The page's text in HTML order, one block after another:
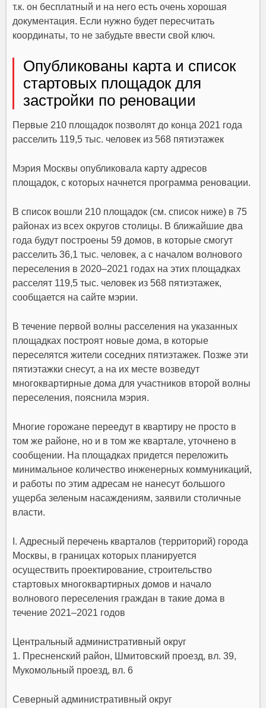
т.к. он бесплатный и на него есть очень хорошая
документация. Если нужно будет пересчитать
координаты, то не забудьте ввести свой ключ.
Опубликованы карта и список
стартовых площадок для
застройки по реновации
Первые 210 площадок позволят до конца 2021 года
расселить 119,5 тыс. человек из 568 пятиэтажек
Мэрия Москвы опубликовала карту адресов
площадок, с которых начнется программа реновации.
В список вошли 210 площадок (см. список ниже) в 75
районах из всех округов столицы. В ближайшие два
года будут построены 59 домов, в которые смогут
расселить 36,1 тыс. человек, а с началом волнового
переселения в 2020–2021 годах на этих площадках
расселят 119,5 тыс. человек из 568 пятиэтажек,
сообщается на сайте мэрии.
В течение первой волны расселения на указанных
площадках построят новые дома, в которые
переселятся жители соседних пятиэтажек. Позже эти
пятиэтажки снесут, а на их месте возведут
многоквартирные дома для участников второй волны
переселения, пояснила мэрия.
Многие горожане переедут в квартиру не просто в
том же районе, но и в том же квартале, уточнено в
сообщении. На площадках придется переложить
минимальное количество инженерных коммуникаций,
и работы по этим адресам не нанесут большого
ущерба зеленым насаждениям, заявили столичные
власти.
I. Адресный перечень кварталов (территорий) города
Москвы, в границах которых планируется
осуществить проектирование, строительство
стартовых многоквартирных домов и начало
волнового переселения граждан в такие дома в
течение 2021–2021 годов
Центральный административный округ
1. Пресненский район, Шмитовский проезд, вл. 39,
Мукомольный проезд, вл. 6
Северный административный округ